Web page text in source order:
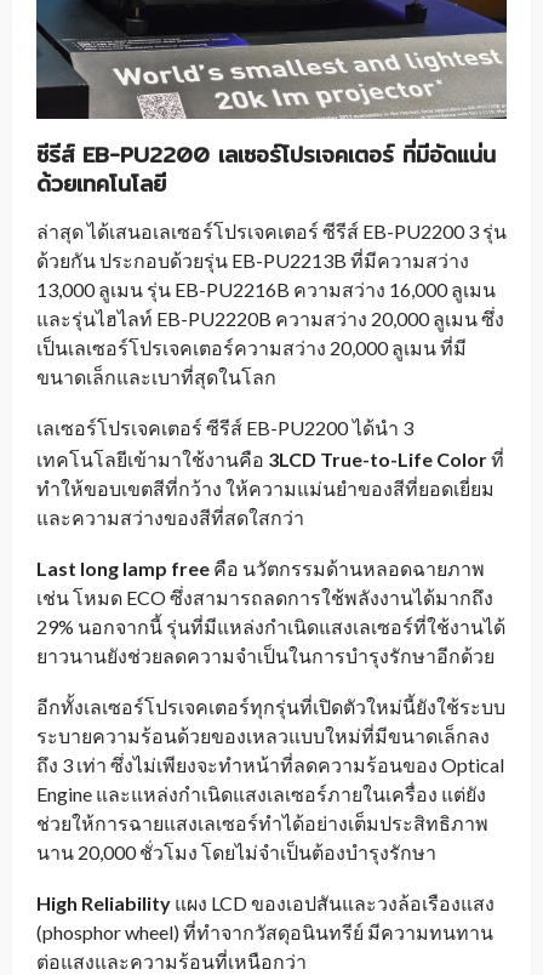
ซีรีส์ EB-PU2200 เลเซอร์โปรเจคเตอร์ ที่มีอัดแน่น
ด้วยเทคโนโลยี
ล่าสุด ได้เสนอเลเซอร์โปรเจคเตอร์ ซีรีส์ EB-PU2200 3 รุ่น
ด้วยกัน ประกอบด้วยรุ่น EB-PU2213B ที่มีความสว่าง
13,000 ลูเมน รุ่น EB-PU2216B ความสว่าง 16,000 ลูเมน
และรุ่นไฮไลท์ EB-PU2220B ความสว่าง 20,000 ลูเมน ซึ่ง
เป็นเลเซอร์โปรเจคเตอร์ความสว่าง 20,000 ลูเมน ที่มี
ขนาดเล็กและเบาที่สุดในโลก
เลเซอร์โปรเจคเตอร์ ซีรีส์ EB-PU2200_ ได้นำ 3
เทคโนโลยีเข้ามาใช้งานคือ 3LCD True-to-Life Colorที่
ทำให้ขอบเขตสีที่กว้าง ให้ความแม่นยำของสีที่ยอดเยี่ยม
และความสว่างของสีที่สดใสกว่า
Last long lamp free คือ นวัตกรรมด้านหลอดฉายภาพ
เช่น โหมด ECO ซึ่งสามารถลดการใช้พลังงานได้มากถึง
29% นอกจากนี้ รุ่นที่มีแหล่งกำเนิดแสงเลเซอร์ที่ใช้งานได้
ยาวนานยังช่วยลดความจำเป็นในการบำรุงรักษาอีกด้วย
อีกทั้งเลเซอร์โปรเจคเตอร์ทุกรุ่นที่เปิดตัวใหม่นี้ยังใช้ระบบ
ระบายความร้อนด้วยของเหลวแบบใหม่ที่มีขนาดเล็กลง
ถึง 3 เท่า ซึ่งไม่เพียงจะทำหน้าที่ลดความร้อนของ Optical
Engine และแหล่งกำเนิดแสงเลเซอร์ภายในเครื่อง แต่ยัง
ช่วยให้การฉายแสงเลเซอร์ทำได้อย่างเต็มประสิทธิภาพ
นาน 20,000 ชั่วโมง โดยไม่จำเป็นต้องบำรุงรักษา
High Reliability แผง LCD ของเอปสันและวงล้อเรืองแสง
(phosphor wheel) ที่ทำจากวัสดุอนินทรีย์ มีความทนทาน
ต่อแสงและความร้อนที่เหนือกว่า